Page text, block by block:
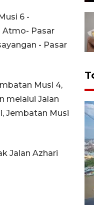
6 -
Atmo- Pasar
- Pasar
Musi 4,
melalui Jalan
Jembatan Musi
Jalan Azhari